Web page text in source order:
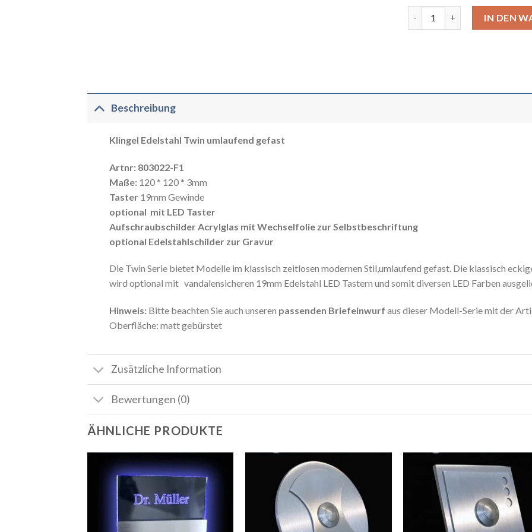
IN DEN
Beschreibung
Klingel Edelstahl Twin umlaufend gefast
Artnr: 803022-F1
Maße: 120 * 120 * 3mm
Taster 19mm Gewinde
optional mit LED Taster
Aufschraubschilder Acrylglas mit Wechselfolie zur Selbstbeschriftung
optional Edelstahlschilder zur Gravur
Die Twin Serie bietet Modelle im klassisch zeitlosen modernen Stil,umlaufend gefast. Die klassisch
wird optional mit vandalensicheren 19mm Edelstahl LED Tastern und somit diversen LED Farben
Hinweis:Bitte beachten Sie auch unseren passenden Briefeinwurf aus dieser Modell-Serie mit der
Oberfläche: matt gebürstet
Zusätzliche Information
Bewertungen (0)
ÄHNLICHE PRODUKTE